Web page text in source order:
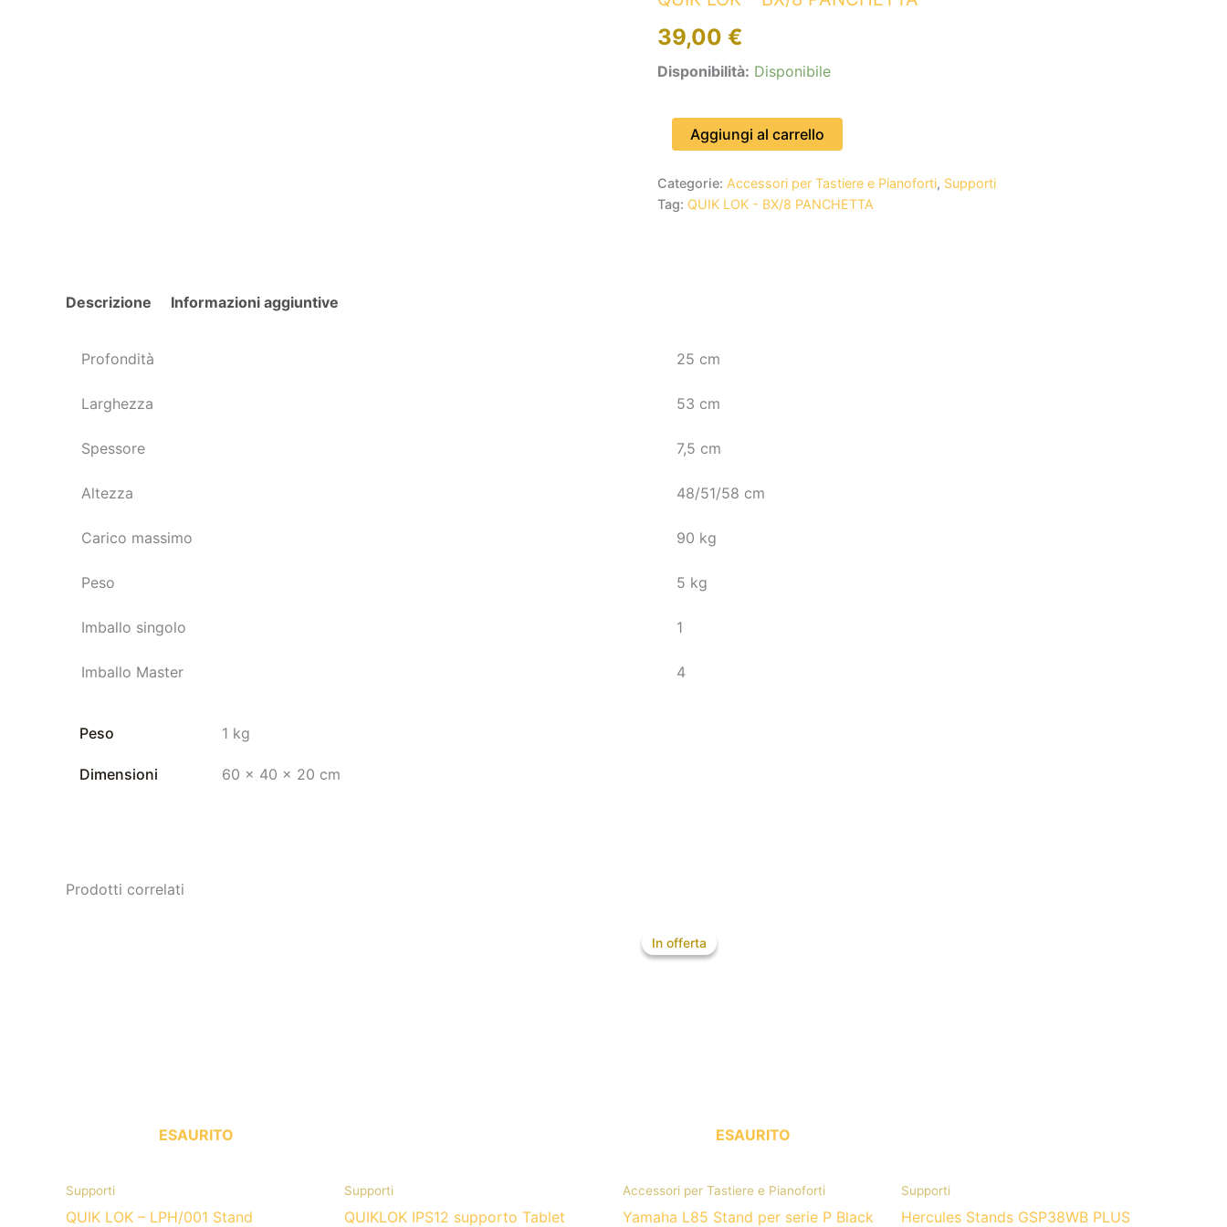
39,00 €
Disponibilità: Disponibile
Aggiungi al carrello
Categorie: Accessori per Tastiere e Pianoforti, Supporti
Tag: QUIK LOK - BX/8 PANCHETTA
Descrizione Informazioni aggiuntive
Profondità 25 cm
Larghezza 53 cm
Spessore 7,5 cm
Altezza 48/51/58 cm
Carico massimo 90 kg
Peso 5 kg
Imballo singolo 1
Imballo Master 4
Peso 1 kg
Dimensioni 60 × 40 × 20 cm
Prodotti correlati
ESAURITO
Supporti
QUIK LOK – LPH/001 Stand
Supporti
QUIKLOK IPS12 supporto Tablet
In offerta
ESAURITO
In offerta
Accessori per Tastiere e Pianoforti
Yamaha L85 Stand per serie P Black
prezzo
originale
Supporti
Hercules Stands GSP38WB PLUS